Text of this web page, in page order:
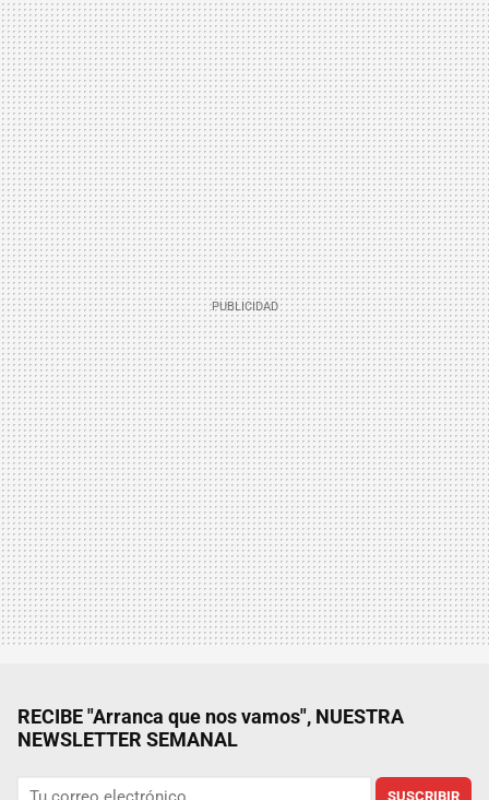
RECIBE "Arranca que nos vamos", NUESTRA
NEWSLETTER SEMANAL
SUSCRIBIR